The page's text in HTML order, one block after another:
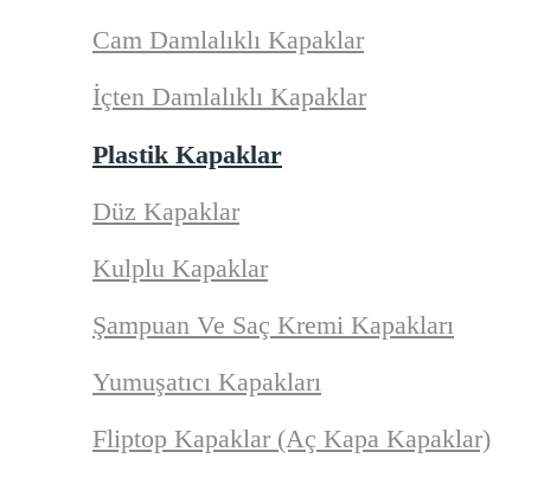
Cam Damlalıklı Kapaklar
İçten Damlalıklı Kapaklar
Plastik Kapaklar
Düz Kapaklar
Kulplu Kapaklar
Şampuan Ve Saç Kremi Kapakları
Yumuşatıcı Kapakları
Fliptop Kapaklar (Aç Kapa Kapaklar)